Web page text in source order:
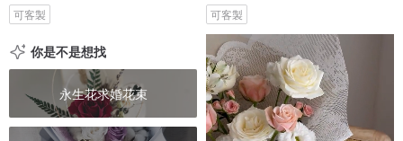
可客製 可客製
你是不是想找
永生花求婚花束